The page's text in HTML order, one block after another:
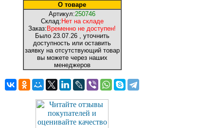
О товаре
Артикул:250746
Склад: Нет на складе
Заказ: Временно не доступен!
Было 23.07.26 , уточнить
доступность или оставить
заявку на отсутствующий товар
вы можете через наших
менеджеров